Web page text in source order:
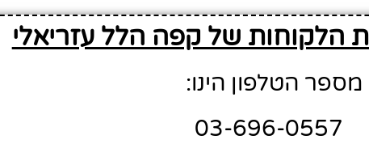
הלקוחות של קפה הלל עזריאלי
מספר הטלפון הינו:
03-696-0557